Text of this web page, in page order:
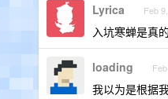
Lyrica Feb
入坑寒蝉是真
loading
我以为是根据